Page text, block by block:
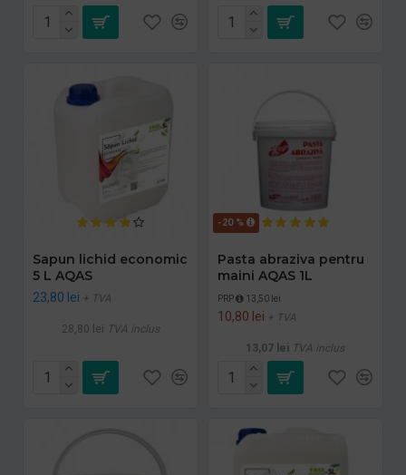
Sapun lichid economic
5 L AQAS
23,80 lei + TVA
28,80 lei TVA inclus
-20 %
Pasta abraziva pentru
maini AQAS 1L
PRP 13,50 lei
10,80 lei + TVA
13,07 lei TVA inclus